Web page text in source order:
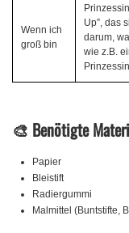
Wenn ich
groß bin
Up”, das
darum,
wie z.B.
🎨 Benötigte
Papier
Bleistift
Radiergummi
Malmittel (Buntstifte,